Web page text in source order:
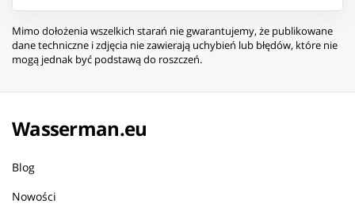
Mimo dołożenia wszelkich starań nie gwarantujemy, że publikowane
dane techniczne i zdjęcia nie zawierają uchybień lub błędów, które nie
mogą jednak być podstawą do roszczeń.
Wasserman.eu
Blog
Nowości